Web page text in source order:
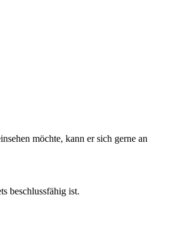
möchte, kann er sich gerne an
beschlussfähig ist.